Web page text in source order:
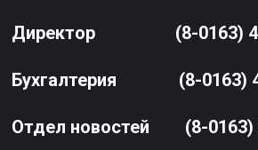
Директор (8-0163)
Бухгалтерия (8-0163)
Отдел новостей (8-0163)